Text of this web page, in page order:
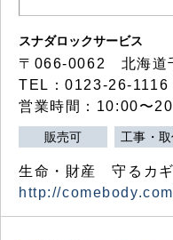
スナダロックサービス
〒066-0062 北海道
TEL：0123-26-
営業時間：10:00〜
販売可 工事・
生命・財産 守るカギ
http://